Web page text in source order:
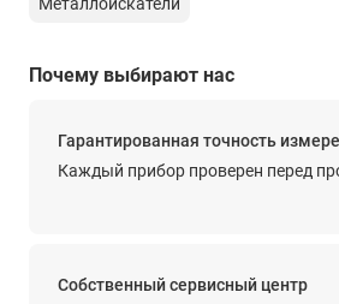
Купить металлоискатель Bounty
помощью формы обратной связи или
Разъем для подключения наушников
Питание
20 часов
Почему выбирают нас
Гарантированная точность
Каждый прибор проверен перед
Собственный сервисный центр